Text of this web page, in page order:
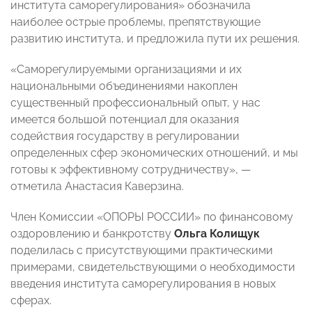
института саморегулирования» обозначила
наиболее острые проблемы, препятствующие
развитию института, и предложила пути их решения.
«Саморегулируемыми организациями и их
национальными объединениями накоплен
существенный профессиональный опыт, у нас
имеется большой потенциал для оказания
содействия государству в регулировании
определенных сфер экономических отношений, и мы
готовы к эффективному сотрудничеству», —
отметила Анастасия Каверзина.
Член Комиссии «ОПОРЫ РОССИИ» по финансовому
оздоровлению и банкротству Ольга Колищук
поделилась с присутствующими практическими
примерами, свидетельствующими о необходимости
введения института саморегулирования в новых
сферах.